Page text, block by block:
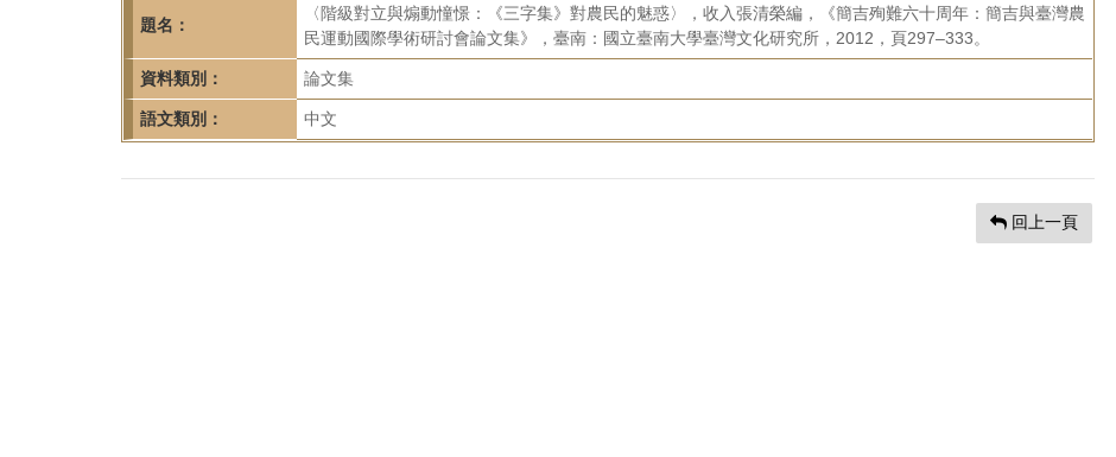
題名：
〈階級對立與煽動憧憬：《三字集》對農民的魅惑〉，收入張清榮編，《簡吉殉難六十周年：簡吉與臺灣農
民運動國際學術研討會論文集》，臺南：國立臺南大學臺灣文化研究所，2012，頁297–333。
資料類別： 論文集
語文類別： 中文
回上一頁